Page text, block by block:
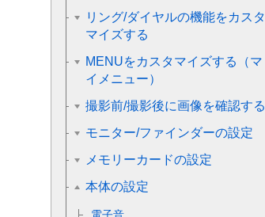
リング/ダイヤルの機能をカスタ
マイズする
MENUをカスタマイズする（マ
イメニュー）
撮影前/撮影後に画像を確認する
モニター/ファインダーの設定
メモリーカードの設定
本体の設定